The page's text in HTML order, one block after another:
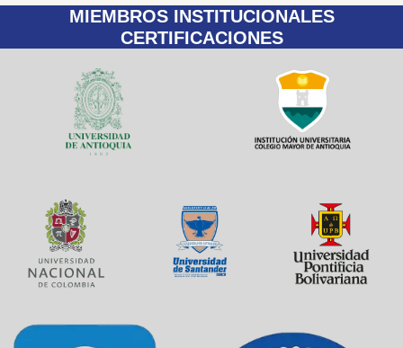
MIEMBROS INSTITUCIONALES
CERTIFICACIONES